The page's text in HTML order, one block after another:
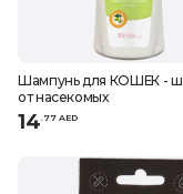
Шампунь для КОШЕК -
от насекомых
14 77 AED